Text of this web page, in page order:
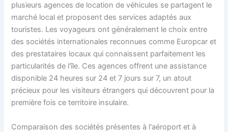
plusieurs agences de location de véhicules se partagent le
marché local et proposent des services adaptés aux
touristes. Les voyageurs ont généralement le choix entre
des sociétés internationales reconnues comme Europcar et
des prestataires locaux qui connaissent parfaitement les
particularités de l'île. Ces agences offrent une assistance
disponible 24 heures sur 24 et 7 jours sur 7, un atout
précieux pour les visiteurs étrangers qui découvrent pour la
première fois ce territoire insulaire.
Comparaison des sociétés présentes à l'aéroport et à